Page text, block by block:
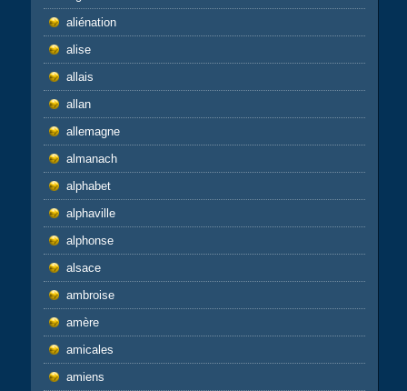
aliénation
alise
allais
allan
allemagne
almanach
alphabet
alphaville
alphonse
alsace
ambroise
amère
amicales
amiens